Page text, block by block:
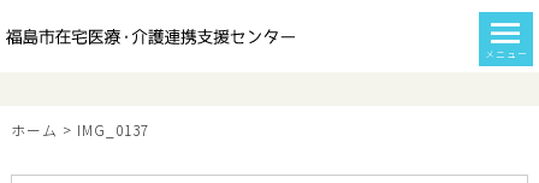
メニュー
ホーム > IMG_0137